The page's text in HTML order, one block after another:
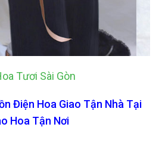
Tươi Sài Gòn
Điện Hoa Giao Tận Nhà Tại
Hoa Tận Nơi